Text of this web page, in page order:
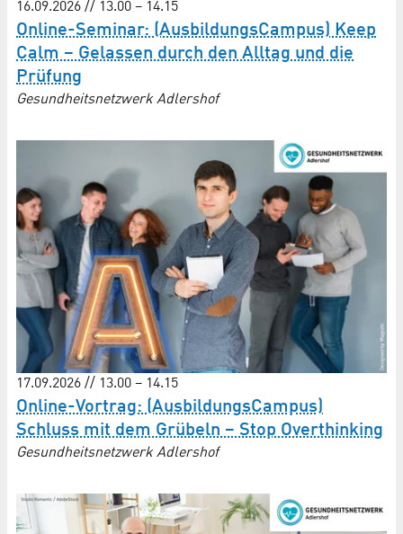
16.09.2026 // 13.00 – 14.15
Online-Seminar: (AusbildungsCampus) Keep
Calm – Gelassen durch den Alltag und die
Prüfung
Gesundheitsnetzwerk Adlershof
17.09.2026 // 13.00 – 14.15
Online-Vortrag: (AusbildungsCampus)
Schluss mit dem Grübeln – Stop Overthinking
Gesundheitsnetzwerk Adlershof